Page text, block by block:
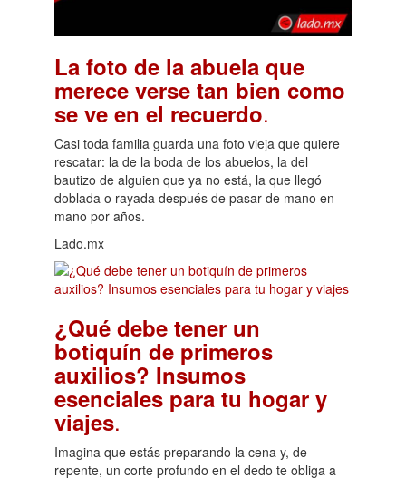
La foto de la abuela que
merece verse tan bien como
se ve en el recuerdo.
Casi toda familia guarda una foto vieja que quiere
rescatar: la de la boda de los abuelos, la del
bautizo de alguien que ya no está, la que llegó
doblada o rayada después de pasar de mano en
mano por años.
Lado.mx
¿Qué debe tener un
botiquín de primeros
auxilios? Insumos
esenciales para tu hogar y
viajes.
Imagina que estás preparando la cena y, de
repente, un corte profundo en el dedo te obliga a